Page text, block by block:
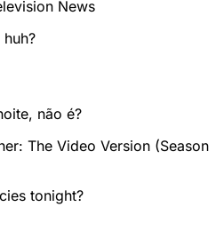
News
não é?
The Video Version (Season
tonight?